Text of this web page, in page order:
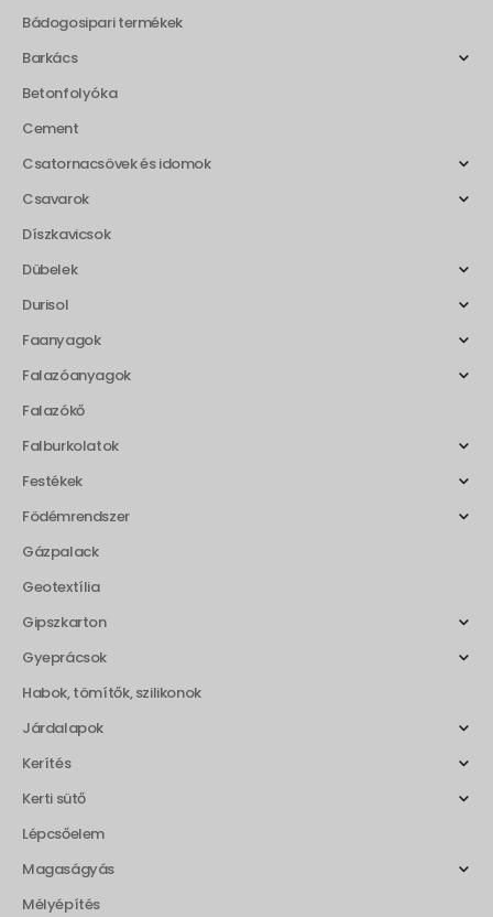
Bádogosipari termékek
Barkács
Betonfolyóka
Cement
Csatornacsövek és idomok
Csavarok
Díszkavicsok
Dübelek
Durisol
Faanyagok
Falazóanyagok
Falazókő
Falburkolatok
Festékek
Födémrendszer
Gázpalack
Geotextília
Gipszkarton
Gyeprácsok
Habok, tömítők, szilikonok
Járdalapok
Kerítés
Kerti sütő
Lépcsőelem
Magaságyás
Mélyépítés